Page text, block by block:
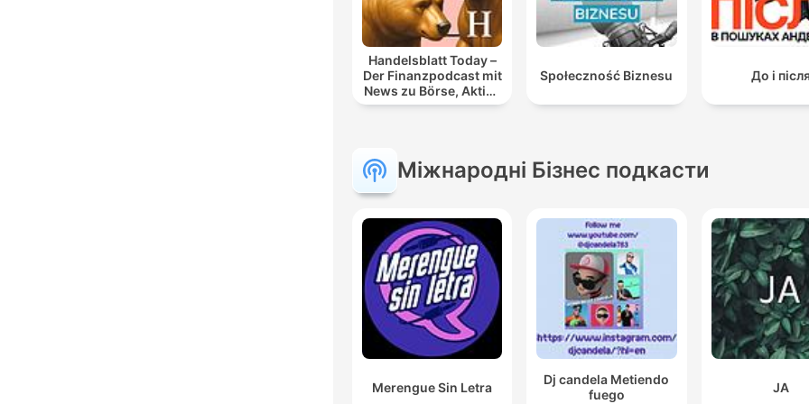
Handelsblatt Today –
Der Finanzpodcast mit
News zu Börse, Aktien
und Geldanlage
Społeczność Biznesu До і
Міжнародні Бізнес подкасти
Merengue Sin Letra
Dj candela Metiendo
fuego
JA